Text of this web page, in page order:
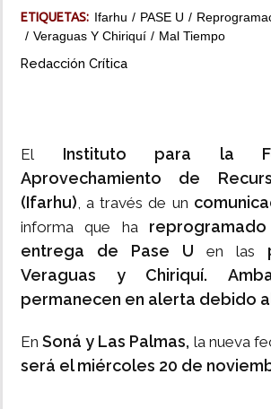
ETIQUETAS: Ifarhu PASE U
Veraguas Y Chiriquí
Mal Tiempo
Redacción Crítica
El Instituto para la
Aprovechamiento de
(Ifarhu), a través de un
informa que ha
entrega de Pase U en las
Veraguas y Chiriquí.
permanecen en alerta debido
EnSoná y Las Palmas, la nueva
será el miércoles 20 de